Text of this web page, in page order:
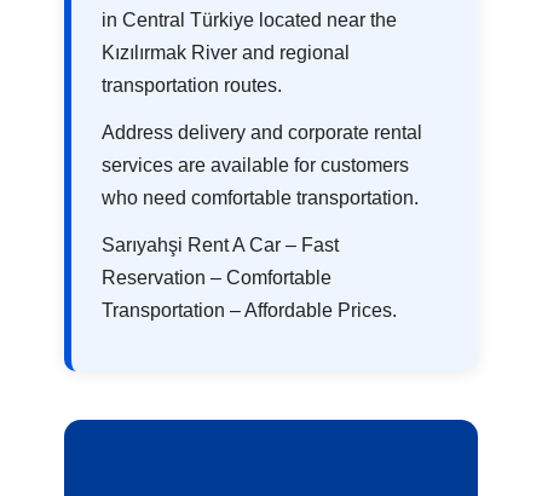
in Central Türkiye located near the
Kızılırmak River and regional
transportation routes.
Address delivery and corporate rental
services are available for customers
who need comfortable transportation.
Sarıyahşi Rent A Car – Fast
Reservation – Comfortable
Transportation – Affordable Prices.